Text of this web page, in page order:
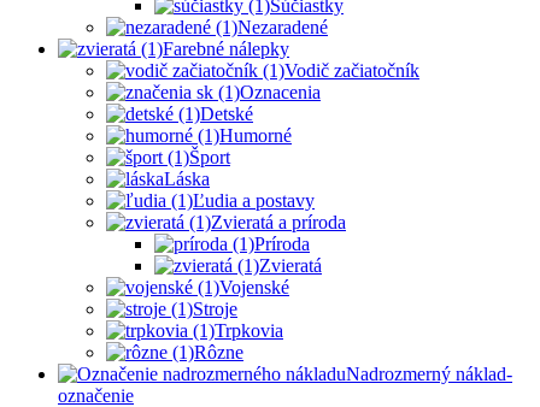
Súčiastky
Nezaradené
Farebné nálepky
Vodič začiatočník
Oznacenia
Detské
Humorné
Šport
Láska
Ľudia a postavy
Zvieratá a príroda
Príroda
Zvieratá
Vojenské
Stroje
Trpkovia
Rôzne
Nadrozmerný náklad-
označenie